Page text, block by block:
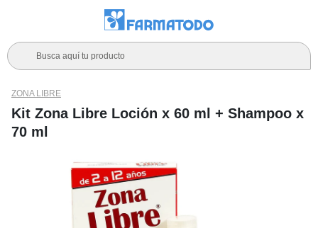
Busca aquí tu producto
ZONA LIBRE
Kit Zona Libre Loción x 60 ml + Shampoo x
70 ml